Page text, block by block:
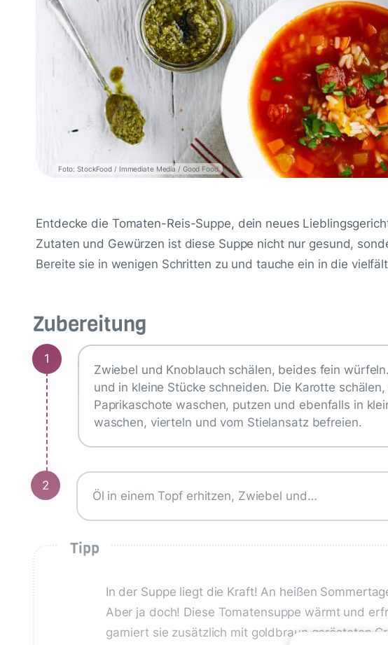
Foto: StockFood / Immediate Media / Good Food
Entdecke die Tomaten-Reis-Suppe, dein neues
Zutaten und Gewürzen ist diese Suppe nicht nur gesund,
Bereite sie in wenigen Schritten zu und tauche ein in die
Zubereitung
1
Zwiebel und Knoblauch schälen, beides fein
und in kleine Stücke schneiden. Die Karotte
Paprikaschote waschen, putzen und ebenfalls in
waschen, vierteln und vom Stielansatz befreien.
2
Öl in einem Topf erhitzen, Zwiebel und…
Tipp
In der Suppe liegt die Kraft! An heißen
Aber ja doch! Diese Tomatensuppe wärmt und
garniert sie zusätzlich mit goldbraun gerösteten